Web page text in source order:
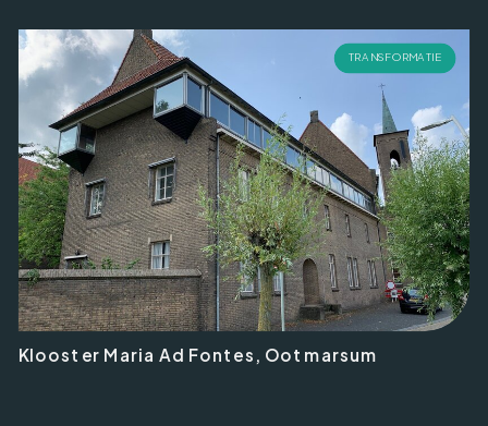
Klooster Maria Ad Fontes, Ootmarsum
TRANSFORMATIE